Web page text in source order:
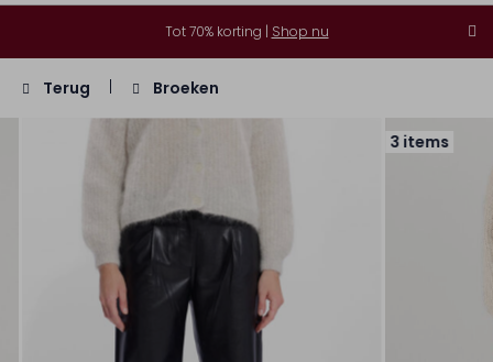
Tot 70% korting | Shop nu
Terug Broeken
3 items